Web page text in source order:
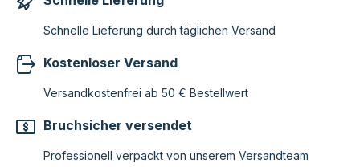
Schnelle Lieferung durch täglichen Versand
Kostenloser Versand
Versandkostenfrei ab 50 € Bestellwert
Bruchsicher versendet
Professionell verpackt von unserem Versandteam